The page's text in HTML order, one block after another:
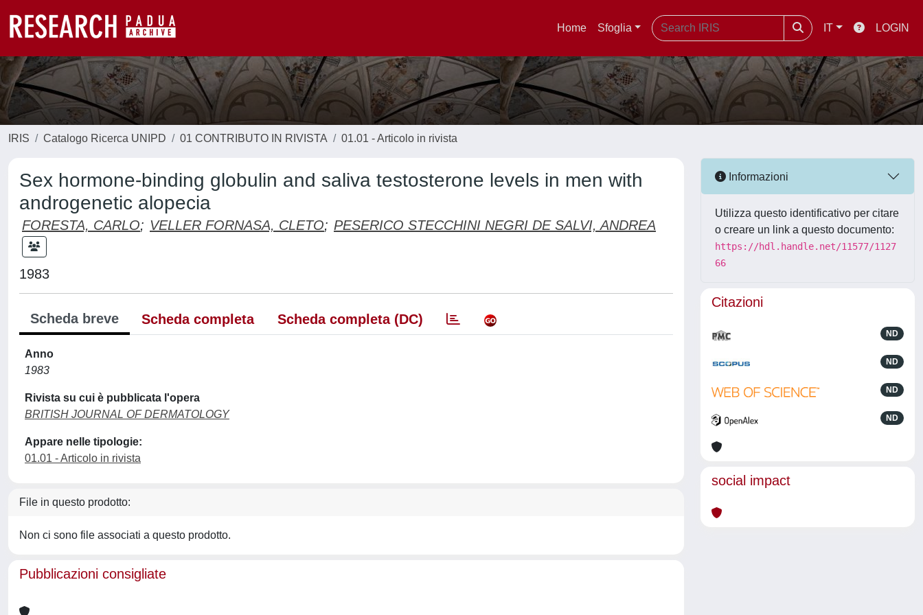
Home Sfoglia IT LOGIN
IRIS Catalogo Ricerca UNIPD 01 CONTRIBUTO IN RIVISTA 01.01 - Articolo in rivista
Sex hormone-binding globulin and saliva testosterone levels in men with
androgenetic alopecia
FORESTA, CARLO; VELLER FORNASA, CLETO; PESERICO STECCHINI NEGRI DE SALVI, ANDREA
1983
Scheda breve Scheda completa Scheda completa (DC)
Anno
1983
Rivista su cui è pubblicata l'opera
BRITISH JOURNAL OF DERMATOLOGY
Appare nelle tipologie:
01.01 - Articolo in rivista
File in questo prodotto:
Non ci sono file associati a questo prodotto.
Pubblicazioni consigliate
Informazioni
Utilizza questo identificativo per citare
o creare un link a questo documento:
https://hdl.handle.net/11577/1127
66
Citazioni
ND
ND
ND
ND
social impact